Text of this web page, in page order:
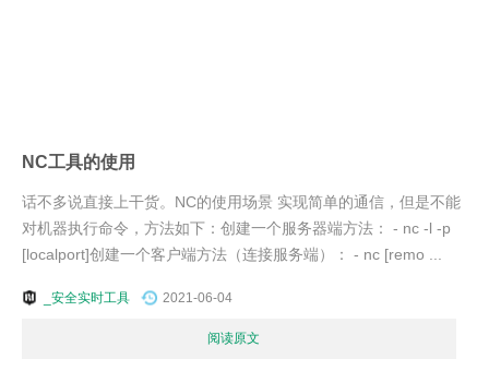
NC工具的使用
话不多说直接上干货。NC的使用场景 实现简单的通信，但是不能
对机器执行命令，方法如下：创建一个服务器端方法： - nc -l -p
[localport]创建一个客户端方法（连接服务端）： - nc [remo ...
_安全实时工具 2021-06-04
阅读原文